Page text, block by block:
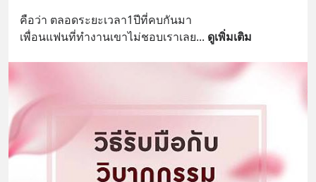
คือว่า ตลอดระยะเวลา1ปีที่คบกันมา
เพื่อนแฟนที่ทำงานเขาไม่ชอบเราเลย... ดูเพิ่มเติม